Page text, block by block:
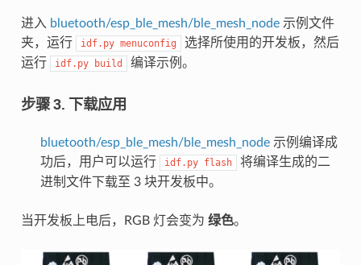
进入 bluetooth/esp_ble_mesh/ble_mesh_node示例文件
夹，运行
idf.py menuconfig
选择所使用的开发板，然后
运行
idf.py build 编译示例。
步骤 3. 下载应用
bluetooth/esp_ble_mesh/ble_mesh_node示例编译成
功后，用户可以运行
idf.py flash
将编译生成的二
进制文件下载至 3 块开发板中。
当开发板上电后，RGB 灯会变为 绿色。